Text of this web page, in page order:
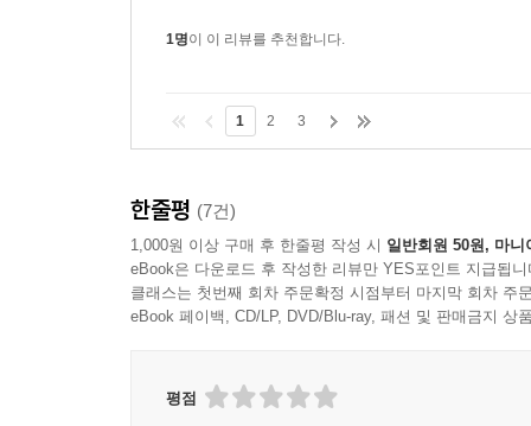
1명이 이 리뷰를 추천합니다.
1 2 3
한줄평 (7건)
1,000원 이상 구매 후 한줄평 작성 시 일반회원 50원, 마니
eBook은 다운로드 후 작성한 리뷰만 YES포인트 지급됩니
클래스는 첫번째 회차 주문확정 시점부터 마지막 회차 주
eBook 페이백, CD/LP, DVD/Blu-ray, 패션 및 판매금지 상
평점